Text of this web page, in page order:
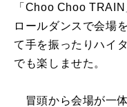
「Choo Choo
ロールダンスで会場
て手を振ったりハイ
でも楽しませた。
冒頭から会場が一